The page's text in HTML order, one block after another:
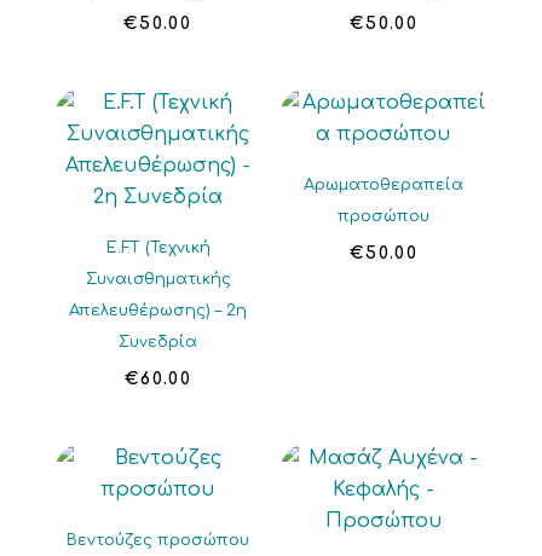
€50.00 €50.00
E.F.T (Τεχνική
Συναισθηματικής
Απελευθέρωσης) – 2η
Συνεδρία
€60.00
Αρωματοθεραπεία
προσώπου
€50.00
Βεντούζες προσώπου